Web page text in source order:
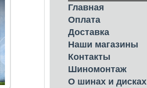
Главная
Оплата
Доставка
Наши магазины
Контакты
Шиномонтаж
О шинах и дисках